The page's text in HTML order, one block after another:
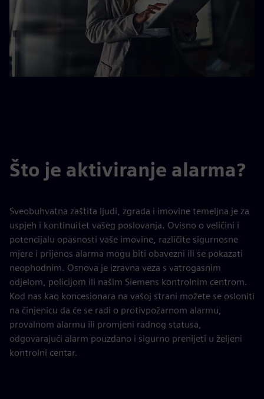
Što je aktiviranje alarma?
Sveobuhvatna zaštita ljudi, zgrada i imovine temeljna je za
uspjeh i kontinuitet vašeg poslovanja. Ovisno o veličini i
potencijalu opasnosti vaše imovine, različite sigurnosne
mjere i prijenos alarma mogu biti obavezni ili se pokazati
neophodnim. Osnova je izravna veza s vatrogasnim
odjelom, policijom ili našim Siemens kontrolnim centrom.
Kod nas kao koncesionara na vašoj strani možete se osloniti
na činjenicu da će se radi o protivpožarnom alarmu,
provalnom alarmu ili promjeni radnog statusa,
odgovarajući alarm pouzdano i sigurno prenijeti u željeni
kontrolni centar.